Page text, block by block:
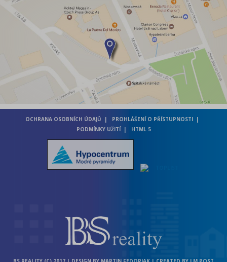
OCHRANA OSOBNÍCH ÚDAJŮ
PROHLÁŠENÍ O PŘÍSTUPNOSTI
PODMÍNKY UŽITÍ
HTML 5